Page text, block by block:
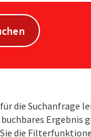
die Suchanfrage
buchbares Ergebnis
die